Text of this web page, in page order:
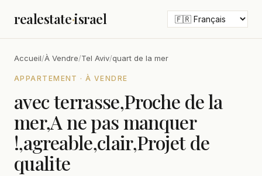
realestate·israel
Accueil/À Vendre/Tel Aviv/quart de la mer
APPARTEMENT · À VENDRE
avec terrasse,Proche de la
mer,A ne pas manquer
!,agreable,clair,Projet de
qualite